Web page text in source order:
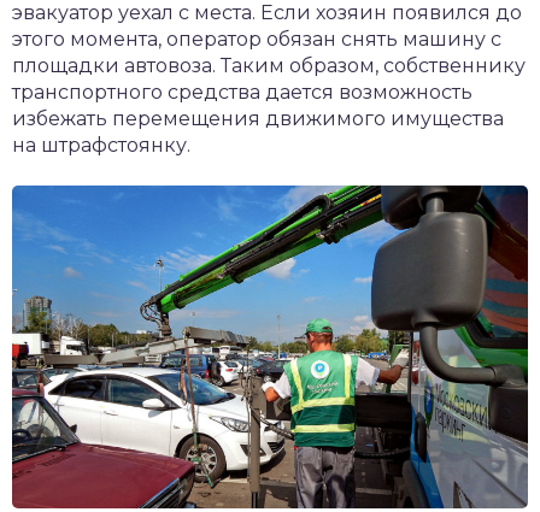
эвакуатор уехал с места. Если хозяин появился до
этого момента, оператор обязан снять машину с
площадки автовоза. Таким образом, собственнику
транспортного средства дается возможность
избежать перемещения движимого имущества
на штрафстоянку.